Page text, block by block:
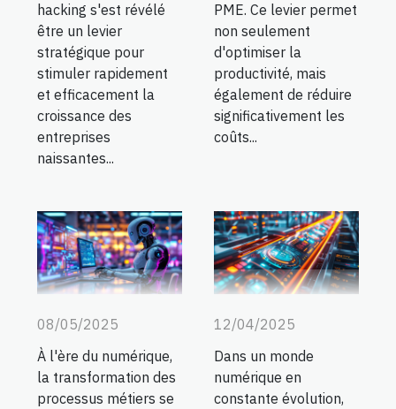
hacking s'est révélé
être un levier
stratégique pour
stimuler rapidement
et efficacement la
croissance des
entreprises
naissantes...
PME. Ce levier permet
non seulement
d'optimiser la
productivité, mais
également de réduire
significativement les
coûts...
08/05/2025
À l'ère du numérique,
la transformation des
processus métiers se
12/04/2025
Dans un monde
numérique en
constante évolution,